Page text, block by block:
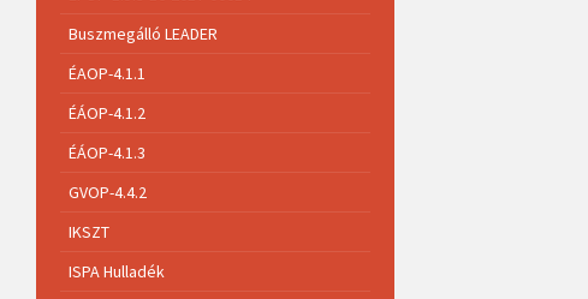
Buszmegálló LEADER
ÉAOP-4.1.1
ÉÁOP-4.1.2
ÉÁOP-4.1.3
GVOP-4.4.2
IKSZT
ISPA Hulladék